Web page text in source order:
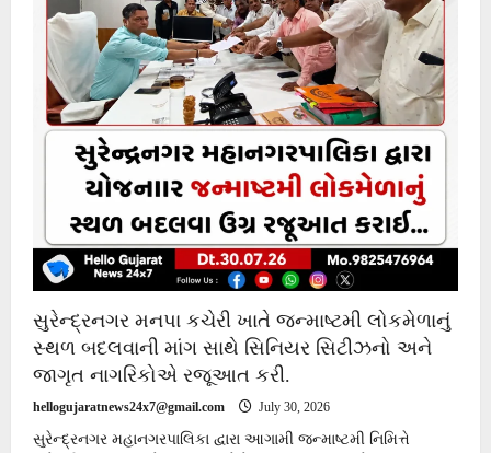
સુરેન્દ્રનગર મનપા કચેરી ખાતે જન્માષ્ટમી લોકમેળાનું
સ્થળ બદલવાની માંગ સાથે સિનિયર સિટીઝનો અને
જાગૃત નાગરિકોએ રજૂઆત કરી.
hellogujaratnews24x7@gmail.com July 30, 2026
સુરેન્દ્રનગર મહાનગરપાલિકા દ્વારા આગામી જન્માષ્ટમી નિમિત્તે